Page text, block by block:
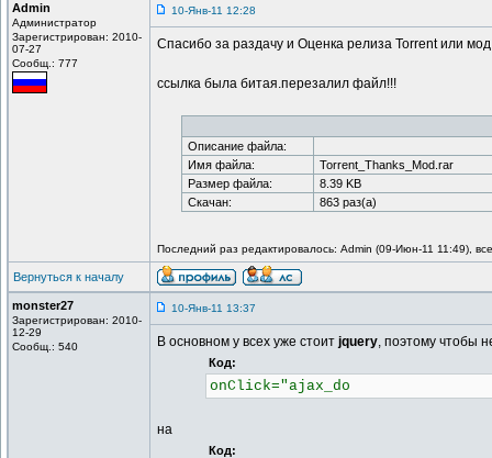
Admin
Администратор
Зарегистрирован: 2010-
07-27
Сообщ.: 777
10-Янв-11 12:28
Спасибо за раздачу и Оценка релиза Torrent или
ссылка была битая.перезалил файл!!!
Описание файла:
Имя файла:
Torrent_Thanks_Mod.rar
Размер файла:
8.39 KB
Скачан:
863 раз(а)
Последний раз редактировалось: Admin (09-Июн-11 11:49),
Вернуться к началу
monster27
Зарегистрирован: 2010-
12-29
Сообщ.: 540
10-Янв-11 13:37
В основном у всех уже стоит jquery, поэтому чтобы
Код:
onClick="ajax_do
на
Код: